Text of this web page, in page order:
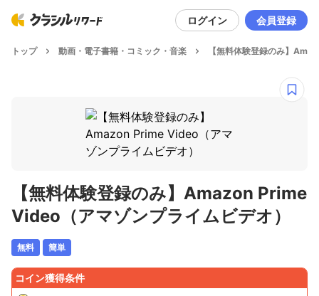
ログイン 会員登録
トップ 動画・電子書籍・コミック・音楽 【無料体験登録のみ】
【無料体験登録のみ】Amazon Prime
Video（アマゾンプライムビデオ）
無料 簡単
コイン獲得条件